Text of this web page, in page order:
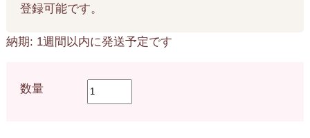
登録可能です。
納期: 1週間以内に発送予定です
数量